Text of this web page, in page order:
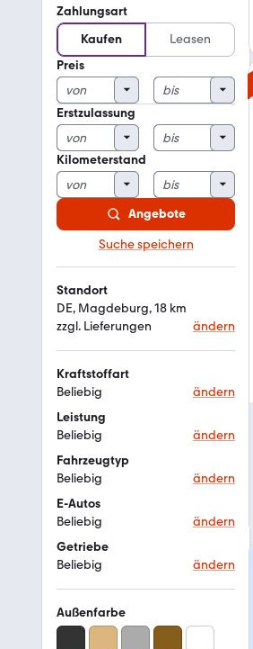
Zahlungsart
Kaufen
Leasen
Preis
Erstzulassung
Kilometerstand
Angebote
Suche speichern
Standort
DE, Magdeburg, 18 km
zzgl. Lieferungen
ändern
Kraftstoffart
Beliebig
ändern
Leistung
Beliebig
ändern
Fahrzeugtyp
Beliebig
ändern
E-Autos
Beliebig
ändern
Getriebe
Beliebig
ändern
Außenfarbe